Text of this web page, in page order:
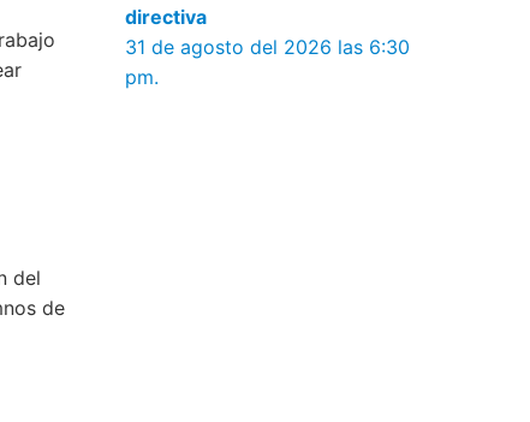
del
de
directiva
31 de agosto del 2026 las 6:30
pm.